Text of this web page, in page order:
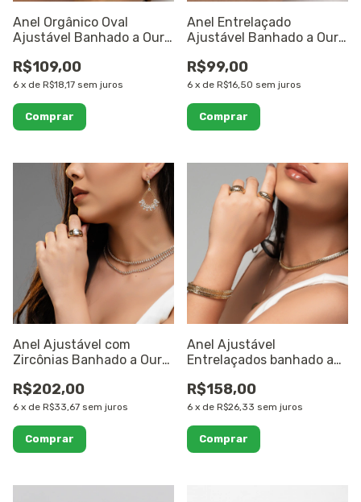
Anel Orgânico Oval
Ajustável Banhado a Ouro
R$109,00
6 x de R$18,17 sem juros
Anel Entrelaçado
Ajustável Banhado a Ouro
R$99,00
6 x de R$16,50 sem juros
Anel Ajustável com
Zircônias Banhado a Ouro
R$202,00
6 x de R$33,67 sem juros
Anel Ajustável
Entrelaçados banhado a
R$158,00
6 x de R$26,33 sem juros